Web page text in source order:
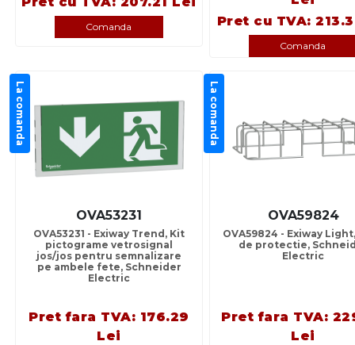
Comanda
Pret cu TVA:
Comanda
La comanda
OVA53231
OVA53231 - Exiway Trend, Kit
pictograme vetrosignal
jos/jos pentru semnalizare
pe ambele fete, Schneider
Electric
Pret fara TVA: 176.29
Lei
La comanda
OVA59824
OVA59824 - Exiway
de protectie,
Electric
Pret fara TVA:
Lei